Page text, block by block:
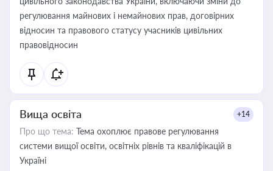
регулювання майнових і немайнових прав, договірних
відносин та правового статусу учасників цивільних
правовідносин
Вища освіта +14
Про що тема: Тема охоплює правове регулювання
системи вищої освіти, освітніх рівнів та кваліфікацій в
Україні